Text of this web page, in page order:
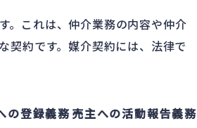
。これは、仲介業務の内容や仲介
契約です。媒介契約には、法律で
の登録義務売主への活動報告義務